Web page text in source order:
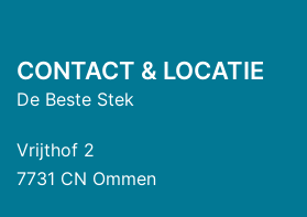
CONTACT & LOCATIE
De Beste Stek
Vrijthof 2
7731 CN Ommen